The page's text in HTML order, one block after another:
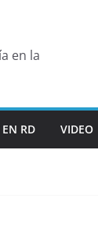
en la
RD VIDEO